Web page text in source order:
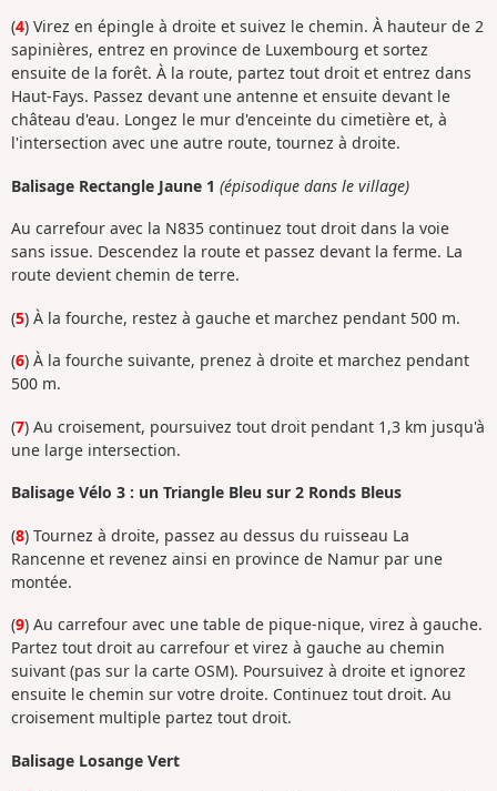
(4) Virez en épingle à droite et suivez le chemin. À hauteur de 2
sapinières, entrez en province de Luxembourg et sortez
ensuite de la forêt. À la route, partez tout droit et entrez dans
Haut-Fays. Passez devant une antenne et ensuite devant le
château d'eau. Longez le mur d'enceinte du cimetière et, à
l'intersection avec une autre route, tournez à droite.
Balisage Rectangle Jaune 1 (épisodique dans le village)
Au carrefour avec la N835 continuez tout droit dans la voie
sans issue. Descendez la route et passez devant la ferme. La
route devient chemin de terre.
(5) À la fourche, restez à gauche et marchez pendant 500 m.
(6) À la fourche suivante, prenez à droite et marchez pendant
500 m.
(7) Au croisement, poursuivez tout droit pendant 1,3 km jusqu'à
une large intersection.
Balisage Vélo 3 : un Triangle Bleu sur 2 Ronds Bleus
(8) Tournez à droite, passez au dessus du ruisseau La
Rancenne et revenez ainsi en province de Namur par une
montée.
(9) Au carrefour avec une table de pique-nique, virez à gauche.
Partez tout droit au carrefour et virez à gauche au chemin
suivant (pas sur la carte OSM). Poursuivez à droite et ignorez
ensuite le chemin sur votre droite. Continuez tout droit. Au
croisement multiple partez tout droit.
Balisage Losange Vert